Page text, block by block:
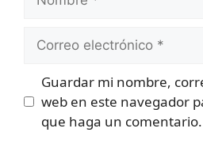
Correo
Guardar mi nombre,
web en este navegador
que haga un comentario.